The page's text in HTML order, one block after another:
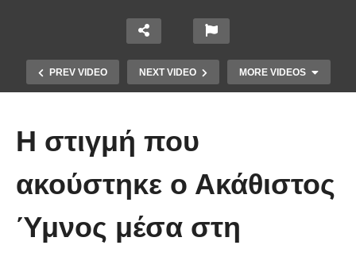
PREV VIDEO NEXT VIDEO MORE VIDEOS
Οι 5 Γιατροί Κρύφτηκαν πίσω από
Η στιγμή που
ακούστηκε ο Ακάθιστος
Ύμνος μέσα στη